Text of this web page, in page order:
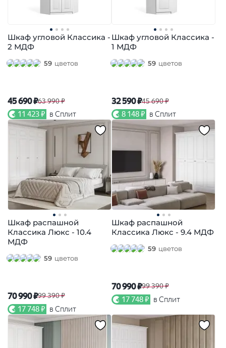
Шкаф угловой Классика -
2 МДФ
59 цветов
45 690 ₽63 990 ₽
11 423 ₽ в Сплит
Шкаф угловой Классика -
1 МДФ
59 цветов
32 590 ₽45 690 ₽
8 148 ₽ в Сплит
Шкаф распашной
Классика Люкс - 10.4
МДФ
59 цветов
70 990 ₽99 390 ₽
17 748 ₽ в Сплит
Шкаф распашной
Классика Люкс - 9.4 МДФ
59 цветов
70 990 ₽99 390 ₽
17 748 ₽ в Сплит